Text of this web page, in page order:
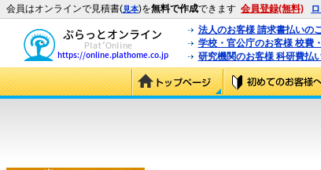
会員はオンラインで見積書(見本)を無料で作成できます 会員登録(無料)
法人のお客様 請求書払いの
学校・官公庁のお客様 校費
研究機関のお客様 科研費払